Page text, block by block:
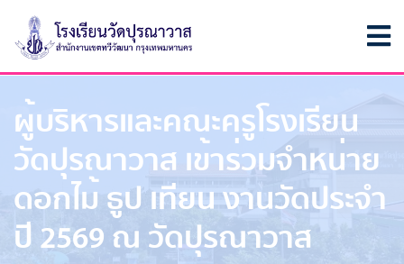
ผู้บริหารและคณะครูโรงเรียน
วัดปุรณาวาส เข้าร่วมจำหน่าย
ดอกไม้ ธูป เทียน งานวัดประจำ
ปี 2569 ณ วัดปุรณาวาส